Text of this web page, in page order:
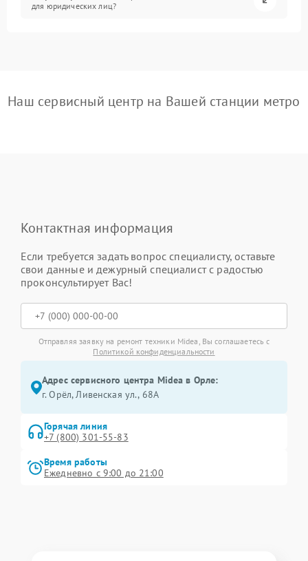
для юридических лиц?
Наш сервисный центр на Вашей станции метро
Контактная информация
Если требуется задать вопрос специалисту, оставьте
свои данные и дежурный специалист с радостью
проконсультирует Вас!
Отправляя заявку на ремонт техники Midea, Вы соглашаетесь с
Политикой конфиденциальности
Адрес сервисного центра Midea в Орле:
г. Орёл, Ливенская ул., 68А
Горячая линия
+7 (800) 301-55-83
Время работы
Ежедневно с 9:00 до 21:00